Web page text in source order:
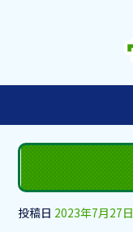
投稿日 2023年7月27日